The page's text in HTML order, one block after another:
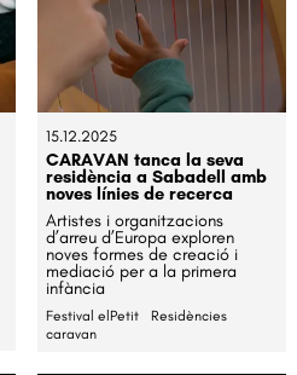
15.12.2025
CARAVAN tanca la seva
residència a Sabadell amb
noves línies de recerca
Artistes i organitzacions
d’arreu d’Europa exploren
noves formes de creació i
mediació per a la primera
infància
Festival elPetit
Residències
caravan